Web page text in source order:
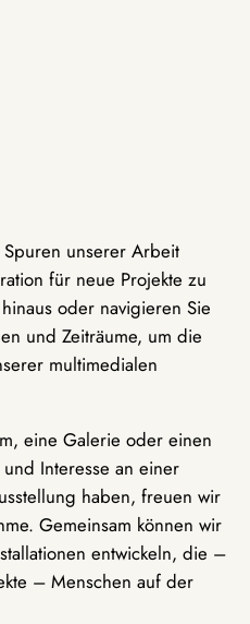
unserer Arbeit
für neue Projekte zu
oder navigieren Sie
und Zeiträume, um die
multimedialen
eine Galerie oder einen
Interesse an einer
haben, freuen wir
Gemeinsam können wir
entwickeln, die –
– Menschen auf der